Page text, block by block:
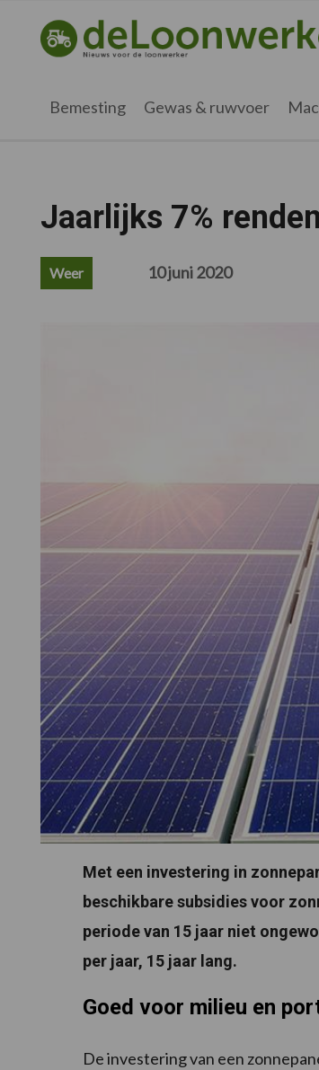
hoofdnavigatie
hoofd
eerste
voettekst
deloonwerker.nl
Bemesting Gewas & ruwvoer
Jaarlijks 7%
Weer 10 juni 2020
Met een investering in
beschikbare subsidies voor
periode van 15 jaar niet
per jaar, 15 jaar lang.
Goed voor milieu en
De investering van een